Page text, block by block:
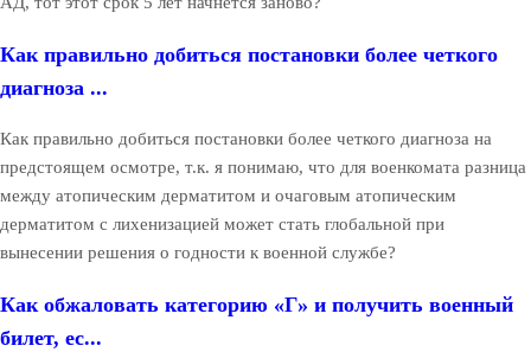
Как правильно добиться постановки более четкого
диагноза ...
Как правильно добиться постановки более четкого диагноза на
предстоящем осмотре, т.к. я понимаю, что для военкомата разница
между атопическим дерматитом и очаговым атопическим
дерматитом с лихенизацией может стать глобальной при
вынесении решения о годности к военной службе?
Как обжаловать категорию «Г» и получить военный
билет, ес...